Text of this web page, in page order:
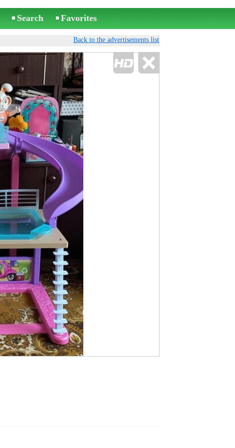
Search Favorites
Back to the advertisements list